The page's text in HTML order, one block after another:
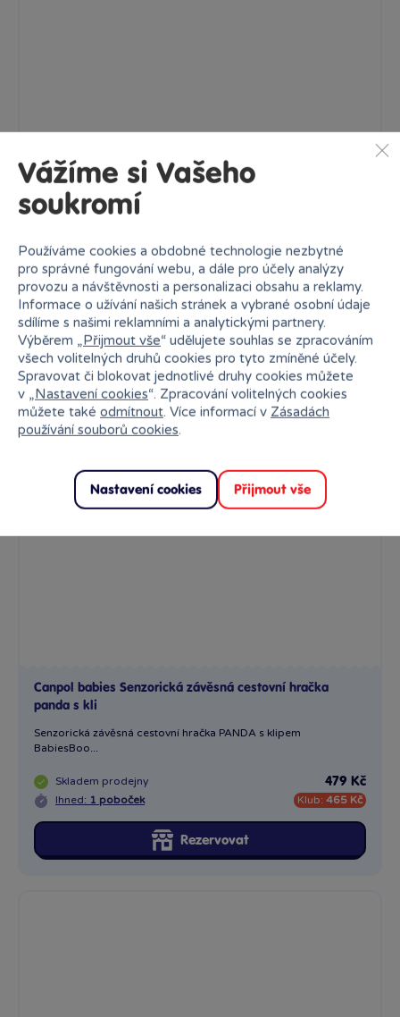
Silikonový dělený talíř s přísavkou Medvídek zelený
Skladem prodejny
Ihned:2 poboček
479 Kč
Klub:465 Kč
Rezervovat
Canpol babies Senzorická závěsná cestovní hračka
panda s kli
Senzorická závěsná cestovní hračka PANDA s klipem
BabiesBoo...
Skladem prodejny
Ihned: 1 poboček
479 Kč
Klub: 465 Kč
Rezervovat
Vážíme si Vašeho
soukromí
Používáme cookies a obdobné technologie nezbytné
pro správné fungování webu, a dále pro účely analýzy
provozu a návštěvnosti a personalizaci obsahu a reklamy.
Informace o užívání našich stránek a vybrané osobní údaje
sdílíme s našimi reklamními a analytickými partnery.
Výběrem „Přijmout vše“ udělujete souhlas se zpracováním
všech volitelných druhů cookies pro tyto zmíněné účely.
Spravovat či blokovat jednotlivé druhy cookies můžete
v „Nastavení cookies“. Zpracování volitelných cookies
můžete také odmítnout. Více informací v Zásadách
používání souborů cookies.
Nastavení cookies Přijmout vše